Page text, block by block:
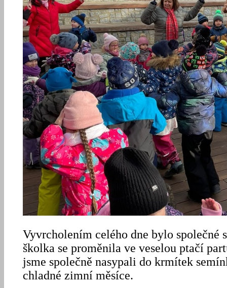
Vyvrcholením celého dne bylo společné
školka se proměnila ve veselou ptačí
jsme společně nasypali do krmítek
chladné zimní měsíce.